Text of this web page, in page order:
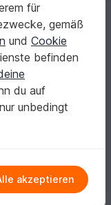
Westen #2 | MonteNegro
| Casual
für
gemäß
und Cookie
befinden
du auf
unbedingt
akzeptieren